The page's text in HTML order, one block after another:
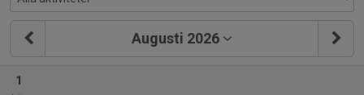
Augusti 2026
1